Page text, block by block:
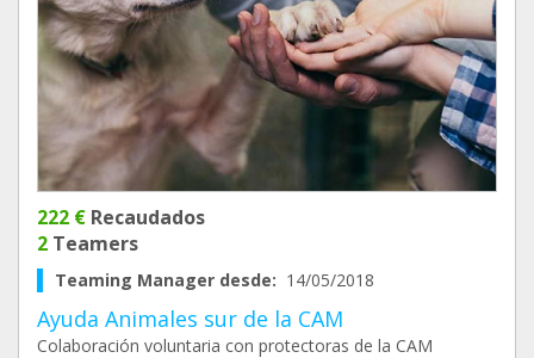
222 € Recaudados
2 Teamers
Teaming Manager desde: 14/05/2018
Ayuda Animales sur de la CAM
Colaboración voluntaria con protectoras de la CAM